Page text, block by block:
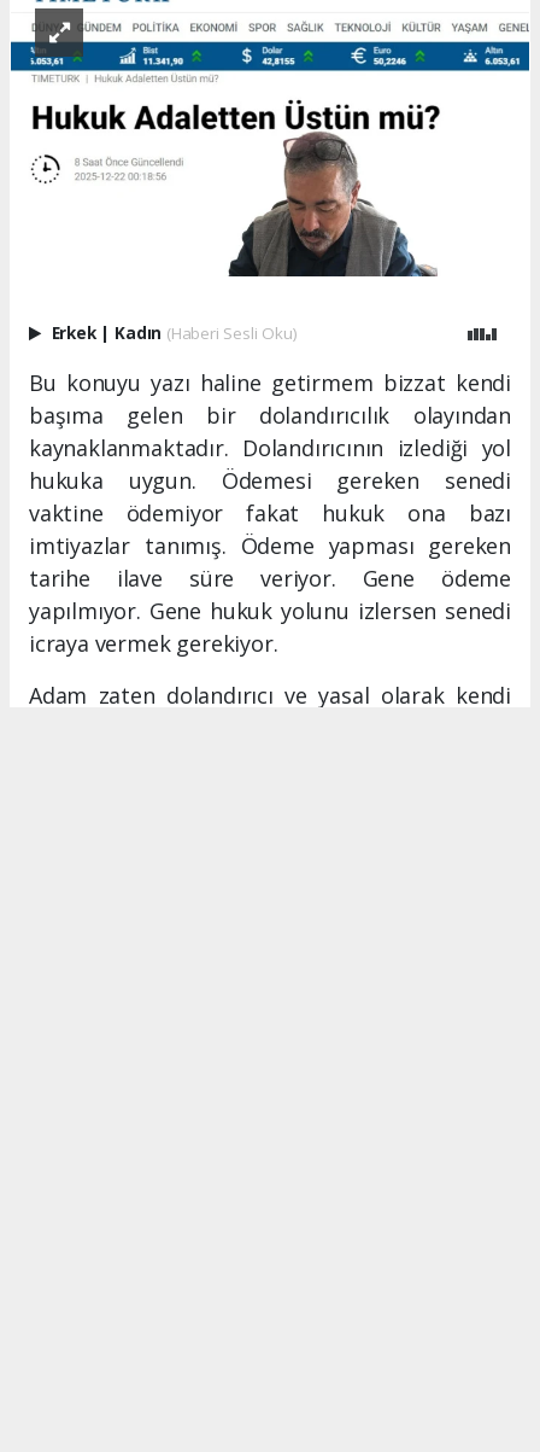
Erkek | Kadın (Haberi Sesli Oku)
Bu konuyu yazı haline getirmem bizzat kendi
başıma gelen bir dolandırıcılık olayından
kaynaklanmaktadır. Dolandırıcının izlediği yol
hukuka uygun. Ödemesi gereken senedi
vaktine ödemiyor fakat hukuk ona bazı
imtiyazlar tanımış. Ödeme yapması gereken
tarihe ilave süre veriyor. Gene ödeme
yapılmıyor. Gene hukuk yolunu izlersen senedi
icraya vermek gerekiyor.
Adam zaten dolandırıcı ve yasal olarak kendi